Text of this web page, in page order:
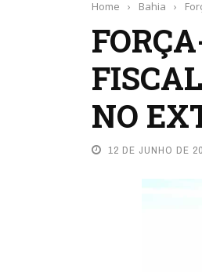
Home › Bahia ›
NO
12 DE JUNHO DE